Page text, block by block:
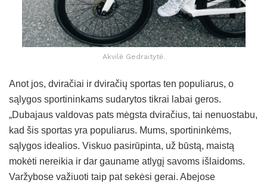
Akvilė Gedraitytė.
Anot jos, dviračiai ir dviračių sportas ten populiarus, o
sąlygos sportininkams sudarytos tikrai labai geros.
„Dubajaus valdovas pats mėgsta dviračius, tai nenuostabu,
kad šis sportas yra populiarus. Mums, sportininkėms,
sąlygos idealios. Viskuo pasirūpinta, už būstą, maistą
mokėti nereikia ir dar gauname atlygį savoms išlaidoms.
Varžybose važiuoti taip pat sekėsi gerai. Abejose